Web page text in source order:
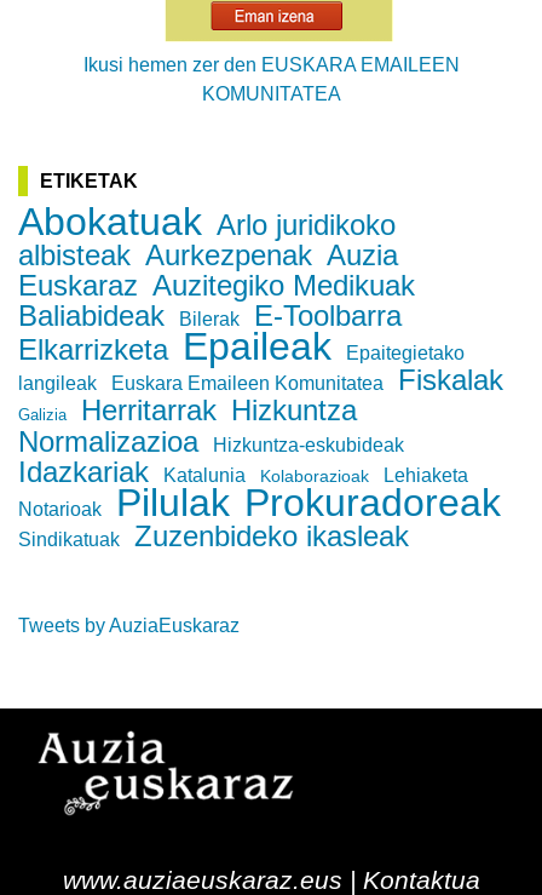
Ikusi hemen zer den EUSKARA EMAILEEN
KOMUNITATEA
ETIKETAK
Abokatuak Arlo juridikoko
albisteak Aurkezpenak Auzia
Euskaraz Auzitegiko Medikuak
Baliabideak
Bilerak
E-Toolbarra
Elkarrizketa Epaileak
Epaitegietako
langileak
Euskara Emaileen Komunitatea Fiskalak
Galizia Herritarrak Hizkuntza
Normalizazioa
Hizkuntza-eskubideak
Idazkariak Katalunia Kolaborazioak
Lehiaketa
Notarioak
Pilulak Prokuradoreak
Sindikatuak Zuzenbideko ikasleak
Tweets by AuziaEuskaraz
www.auziaeuskaraz.eus | Kontaktua